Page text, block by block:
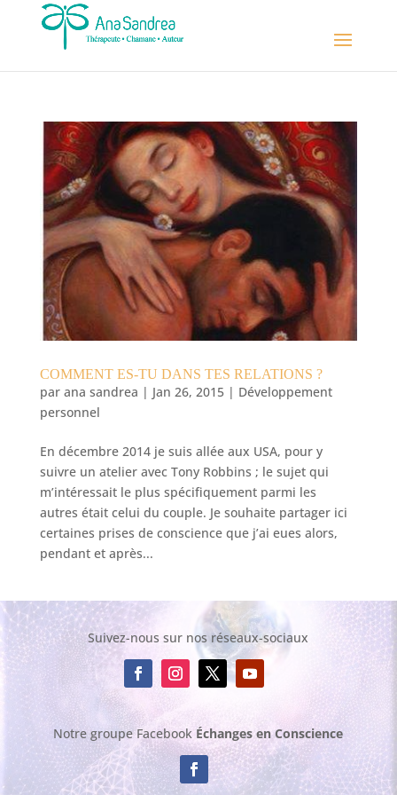
COMMENT ES-TU DANS TES RELATIONS ?
par ana sandrea | Jan 26, 2015| Développement
personnel
En décembre 2014 je suis allée aux USA, pour y
suivre un atelier avec Tony Robbins ; le sujet qui
m’intéressait le plus spécifiquement parmi les
autres était celui du couple. Je souhaite partager ici
certaines prises de conscience que j’ai eues alors,
pendant et après...
Suivez-nous sur nos réseaux-sociaux
Notre groupe Facebook Échanges en Conscience